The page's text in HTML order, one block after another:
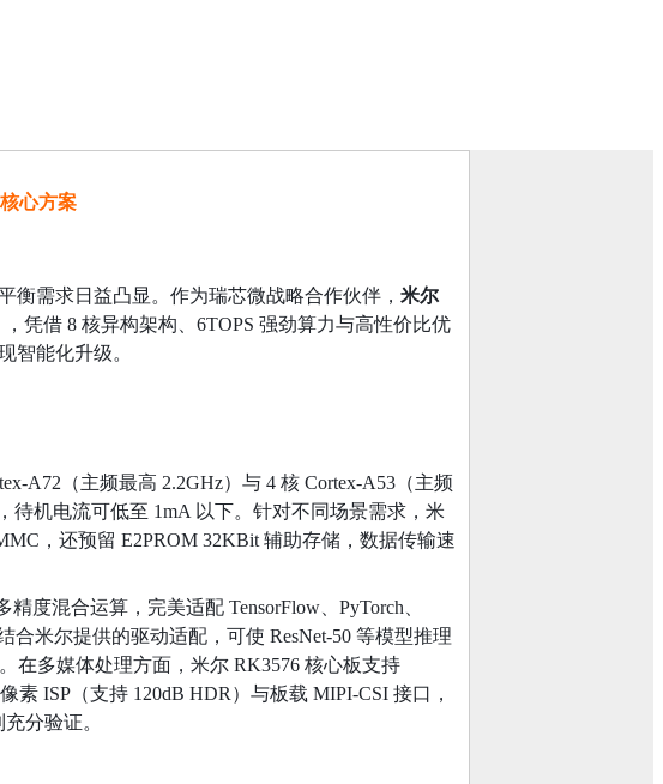
心方案​
需求日益凸显。作为瑞芯微战略合作伙伴， 米尔
凭借 8 核异构架构、6TOPS 强劲算力与高性价比优
智能化升级。
A72（主频最高 2.2GHz）与 4 核 Cortex-A53（主频
待机电流可低至 1mA 以下。针对不同场景需求，米
，还预留 E2PROM 32KBit 辅助存储，数据传输速
度混合运算，完美适配 TensorFlow、PyTorch、
米尔提供的驱动适配，可使 ResNet-50 等模型推理
在多媒体处理方面，米尔 RK3576 核心板支持
素 ISP（支持 120dB HDR）与板载 MIPI-CSI 接口，
分验证。